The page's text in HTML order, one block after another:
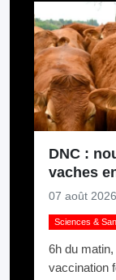
DNC :
vaches
07 août 2026
Sciences &
6h du
vaccination